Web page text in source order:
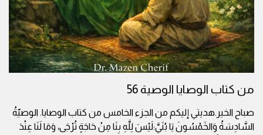
من كتاب الوصايا الوصية 56
صباح الخير.هديتي إليكم من الجزء الخامس من كتاب الوصايا. الوصيّةُ
السَّادِسَةُ وَالخَمْسُونَ يَا بُنَيَّ:لَيْسَ لِلَّهِ بِنَا مِنْ حَاجَةٍ تُرْجَى، وَمَا لَنَا عِنْدَ